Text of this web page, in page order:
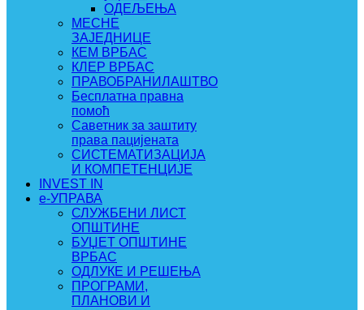
ОДЕЉЕЊА
МЕСНЕ
ЗАЈЕДНИЦЕ
КЕМ ВРБАС
КЛЕР ВРБАС
ПРАВОБРАНИЛАШТВО
Бесплатна правна
помоћ
Саветник за заштиту
права пацијената
СИСТЕМАТИЗАЦИЈА
И КОМПЕТЕНЦИЈЕ
INVEST IN
e-УПРАВА
СЛУЖБЕНИ ЛИСТ
ОПШТИНЕ
БУЏЕТ ОПШТИНЕ
ВРБАС
ОДЛУКЕ И РЕШЕЊА
ПРОГРАМИ,
ПЛАНОВИ И